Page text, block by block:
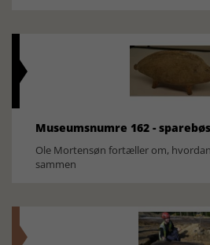
Museumsnumre 162 -
Ole Mortensøn fortæller om,
sammen